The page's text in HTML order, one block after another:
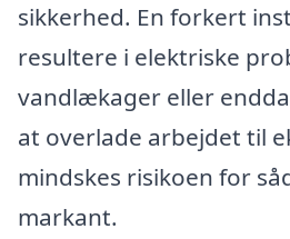
sikkerhed. En forkert
resultere i elektriske
vandlækager eller
at overlade arbejdet til
mindskes risikoen for
markant.